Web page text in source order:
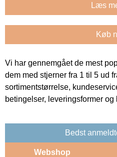
Læs
Køb
Vi har gennemgået de mest
dem med stjerner fra 1 til 5 ud
sortimentstørrelse,
betingelser, leveringsformer
Bedst
Webshop